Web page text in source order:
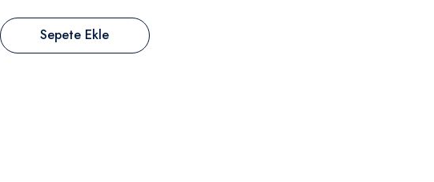
Sepete Ekle